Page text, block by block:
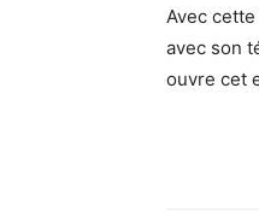
Avec
avec son
ouvre cet